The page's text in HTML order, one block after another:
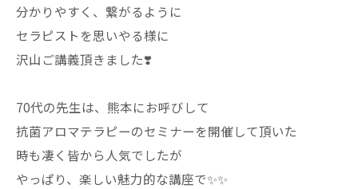
分かりやすく、繋がるように
セラピストを思いやる様に
沢山ご講義頂きました❣️
70代の先生は、熊本にお呼びして
抗菌アロマテラピーのセミナーを開催して頂いた
時も凄く皆から人気でしたが
やっぱり、楽しい魅力的な講座で✨✨